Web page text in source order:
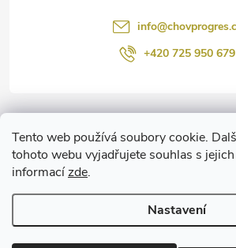
Tento web používá soubory cookie.
tohoto webu vyjadřujete souhlas s
informacízde.
Nastavení
info@
+420 725 950 679
Copyright 2026ChovProgres.cz. Všechna